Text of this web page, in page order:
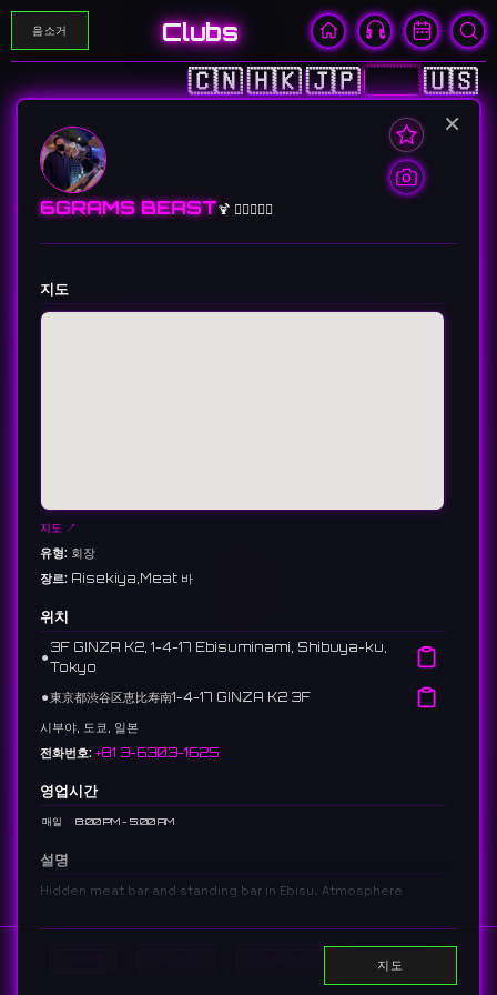
음소거 Clubs
🇨🇳🇭🇰🇯🇵🇰🇷🇺🇸
Search
×
6GRAMS BEAST🍹 👩🏻‍❤️‍👨🏻
지도
지도 ↗
유형: 회장
장르: Aisekiya,Meat 바
위치
⚫︎
3F GINZA K2, 1-4-17 Ebisuminami, Shibuya-ku,
Tokyo
⚫︎東京都渋谷区恵比寿南1-4-17 GINZA K2 3F
시부야, 도쿄, 일본
전화번호: +81 3-6303-1625
영업시간
매일 8:00 PM - 5:00 AM
설명
Hidden meat bar and standing bar in Ebisu. Atmosphere
지도